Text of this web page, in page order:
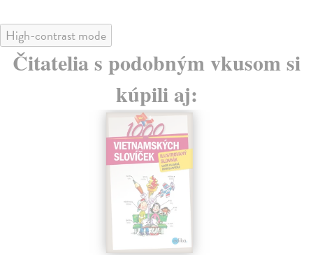
High-contrast mode
Čitatelia s podobným vkusom si
kúpili aj: